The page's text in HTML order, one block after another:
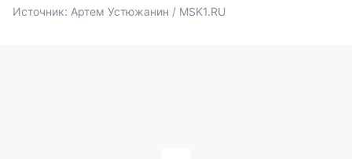
Источник: Артем Устюжанин / MSK1.RU